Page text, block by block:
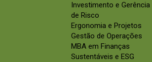
Investimento e Gerência
de Risco
Ergonomia e Projetos
Gestão de Operações
MBA em Finanças
Sustentáveis e ESG